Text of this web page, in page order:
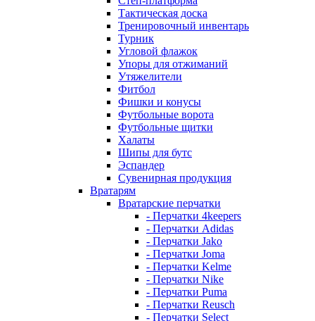
Тактическая доска
Тренировочный инвентарь
Турник
Угловой флажок
Упоры для отжиманий
Утяжелители
Фитбол
Фишки и конусы
Футбольные ворота
Футбольные щитки
Халаты
Шипы для бутс
Эспандер
Сувенирная продукция
Вратарям
Вратарские перчатки
- Перчатки 4keepers
- Перчатки Adidas
- Перчатки Jako
- Перчатки Joma
- Перчатки Kelme
- Перчатки Nike
- Перчатки Puma
- Перчатки Reusch
- Перчатки Select